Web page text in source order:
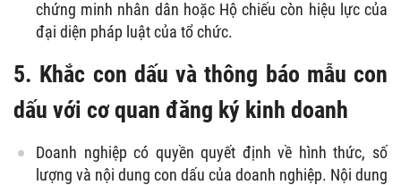
chứng minh nhân dân hoặc Hộ chiếu còn hiệu lực của
đại diện pháp luật của tổ chức.
5. Khắc con dấu và thông báo mẫu con
dấu với cơ quan đăng ký kinh doanh
Doanh nghiệp có quyền quyết định về hình thức, số
lượng và nội dung con dấu của doanh nghiệp. Nội dung